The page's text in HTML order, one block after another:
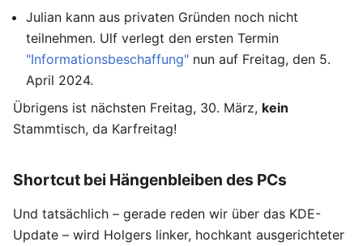
Julian kann aus privaten Gründen noch nicht
teilnehmen. Ulf verlegt den ersten Termin
"Informationsbeschaffung" nun auf Freitag, den 5.
April 2024.
Übrigens ist nächsten Freitag, 30. März, kein
Stammtisch, da Karfreitag!
Shortcut bei Hängenbleiben des PCs
Und tatsächlich – gerade reden wir über das KDE-
Update – wird Holgers linker, hochkant ausgerichteter